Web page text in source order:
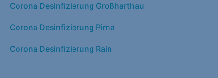
Corona Desinfizierung Großharthau
Corona Desinfizierung Pirna
Corona Desinfizierung Rain